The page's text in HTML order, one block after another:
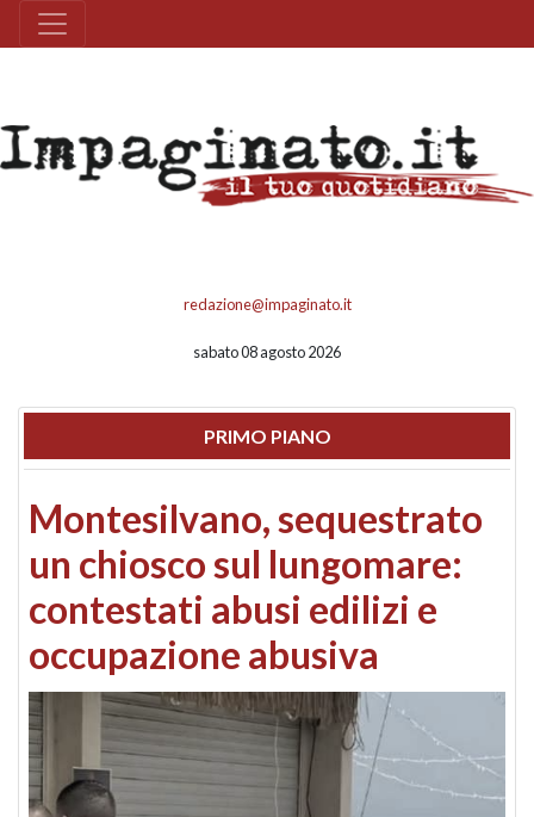
redazione@impaginato.it
sabato 08 agosto 2026
PRIMO PIANO
Montesilvano, sequestrato
un chiosco sul lungomare:
contestati abusi edilizi e
occupazione abusiva